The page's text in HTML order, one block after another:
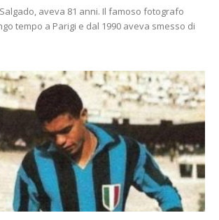
aveva 81 anni. Il famoso fotografo
tempo a Parigi e dal 1990 aveva smesso di